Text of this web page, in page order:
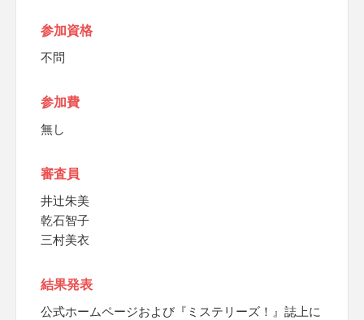
参加資格
不問
参加費
無し
審査員
井辻朱美
乾石智子
三村美衣
結果発表
公式ホームページおよび『ミステリーズ！』誌上に